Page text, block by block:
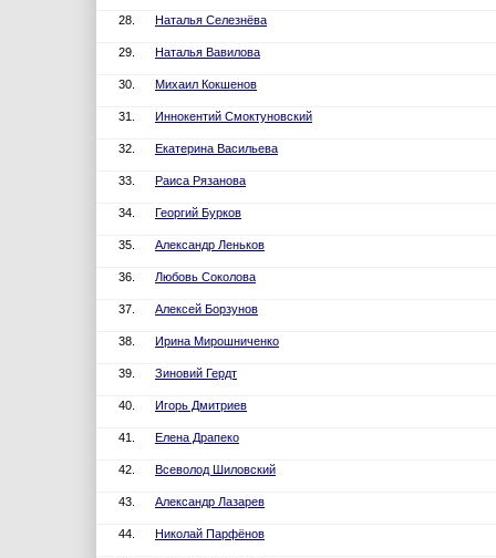
28. Наталья Селезнёва
29. Наталья Вавилова
30. Михаил Кокшенов
31. Иннокентий Смоктуновский
32. Екатерина Васильева
33. Раиса Рязанова
34. Георгий Бурков
35. Александр Леньков
36. Любовь Соколова
37. Алексей Борзунов
38. Ирина Мирошниченко
39. Зиновий Гердт
40. Игорь Дмитриев
41. Елена Драпеко
42. Всеволод Шиловский
43. Александр Лазарев
44. Николай Парфёнов